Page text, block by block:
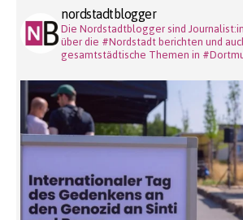
nordstadtblogger
Die Nordstadtblogger sind
über die #Nordstadt berichten und
gesamtstädtische Themen in